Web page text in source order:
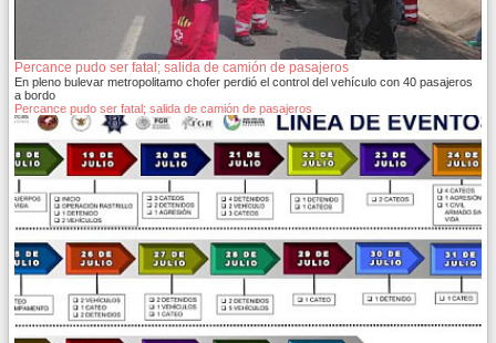
Percance pudo ser fatal; salida de camión de pasajeros
En pleno bulevar metropolitamo chofer perdió el control del vehículo con 40 pasajeros
a bordo
Percance pudo ser fatal; salida de camión de pasajeros